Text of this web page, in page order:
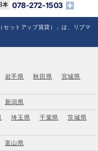
078-272-1503
ットアップ賃貸）」は、リブマ
岩手県 秋田県
宮城県
新潟県
埼玉県 千葉県
茨城県
富山県